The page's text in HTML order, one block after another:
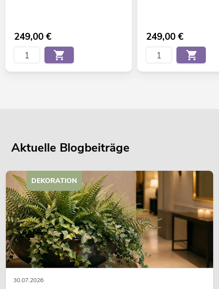
249,00€ 249,00€
Aktuelle Blogbeiträge
30.07.2026
DEKORATION